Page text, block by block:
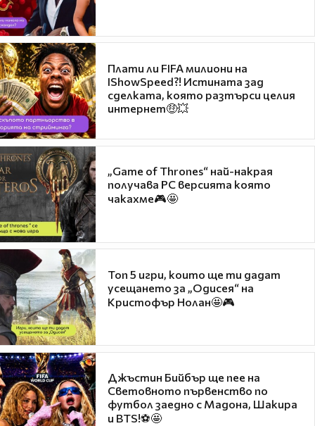
Плати ли FIFA милиони на
IShowSpeed?! Истината зад
сделката, която разтърси целия
интернет🤑💥
„Game of Thrones“ най-накрая
получава PC версията която
чакахме🎮🤩
Топ 5 игри, които ще ти дадат
усещането за „Одисея“ на
Кристофър Нолан🤩🎮
Джъстин Бийбър ще пее на
Световното първенство по
футбол заедно с Мадона, Шакира
и BTS!⚽🤩